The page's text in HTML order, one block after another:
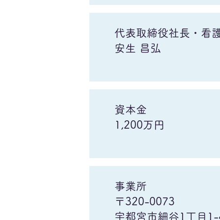
代表取締役社長・看
​安生 昌弘
資本金
1,200万円
事業所
〒320-0073
宇都宮市細谷1丁目